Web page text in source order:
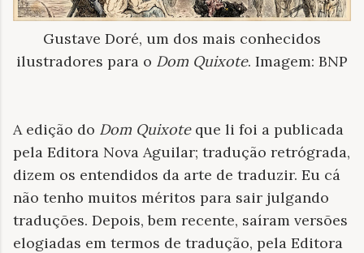
Gustave Doré, um dos mais conhecidos
ilustradores para o Dom Quixote. Imagem: BNP
A edição do Dom Quixoteque li foi a publicada
pela Editora Nova Aguilar; tradução retrógrada,
dizem os entendidos da arte de traduzir. Eu cá
não tenho muitos méritos para sair julgando
traduções. Depois, bem recente, saíram versões
elogiadas em termos de tradução, pela Editora